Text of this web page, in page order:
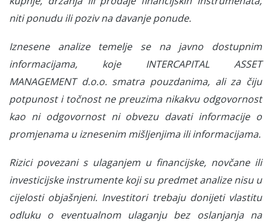
niti ponudu ili poziv na davanje ponude.
Iznesene analize temelje se na javno dostupnim
informacijama, koje INTERCAPITAL ASSET
MANAGEMENT d.o.o. smatra pouzdanima, ali za čiju
potpunost i točnost ne preuzima nikakvu odgovornost
kao ni odgovornost ni obvezu davati informacije o
promjenama u iznesenim mišljenjima ili informacijama.
Rizici povezani s ulaganjem u financijske, novčane ili
investicijske instrumente koji su predmet analize nisu u
cijelosti objašnjeni. Investitori trebaju donijeti vlastitu
odluku o eventualnom ulaganju bez oslanjanja na